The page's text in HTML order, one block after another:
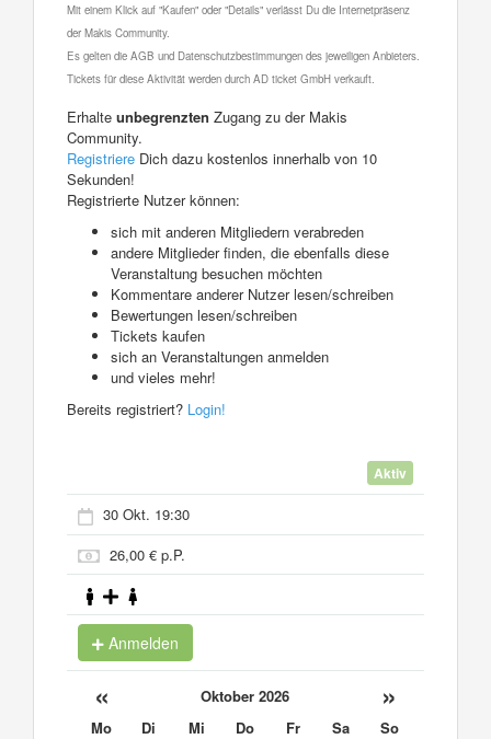
Mit einem Klick auf "Kaufen" oder "Details" verlässt Du die Internetpräsenz
der Makis Community.
Es gelten die AGB und Datenschutzbestimmungen des jeweiligen Anbieters.
Tickets für diese Aktivität werden durch AD ticket GmbH verkauft.
Erhalte unbegrenzten Zugang zu der Makis
Community.
Registriere Dich dazu kostenlos innerhalb von 10
Sekunden!
Registrierte Nutzer können:
sich mit anderen Mitgliedern verabreden
andere Mitglieder finden, die ebenfalls diese
Veranstaltung besuchen möchten
Kommentare anderer Nutzer lesen/schreiben
Bewertungen lesen/schreiben
Tickets kaufen
sich an Veranstaltungen anmelden
und vieles mehr!
Bereits registriert? Login!
Aktiv
30 Okt. 19:30
26,00 € p.P.
Anmelden
« Oktober 2026 »
Mo Di Mi Do Fr Sa
So